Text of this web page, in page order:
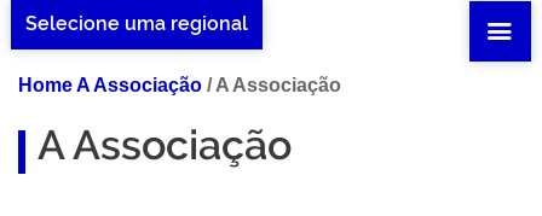
Selecione uma regional
Home A Associação /A Associação
A Associação